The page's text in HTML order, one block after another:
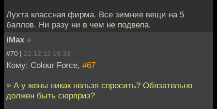
Лухта классная фирма. Все зимние вещи на 5
баллов. Ни разу ни в чем не подвела.
iMax »
#70 | 22.12.12 19:33
Кому: Colour Force, #67
> А у жены никак нельзя спросить? Обязательно
должен быть сюрприз?